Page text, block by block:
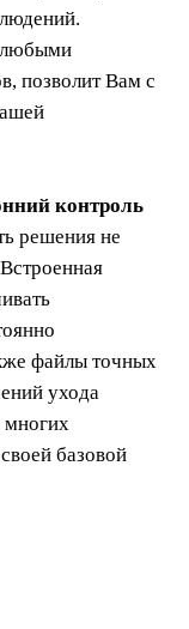
любыми
позволит Вам с
контроль
решения не
файлы точных
ухода
многих
базовой